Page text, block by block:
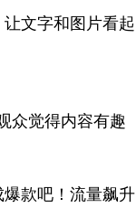
文字和图片看起
众觉得内容有趣
款吧！流量飙升